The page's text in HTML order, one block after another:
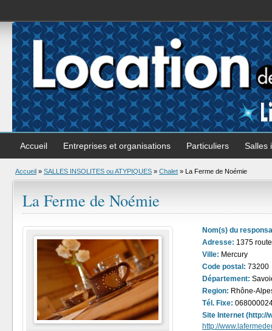
Accueil Entreprises et organisations Particuliers Salles
Accueil » SALLES INSOLITES ou ATYPIQUES » Chalet » La Ferme de Noémie
La Ferme de Noémie
Nom(s) du
Adresse: 1375
Ville: Mercury
Code postal: 73200
Département:
Region: Rhône-
Tél. Fixe:
Site Internet (http://
http://